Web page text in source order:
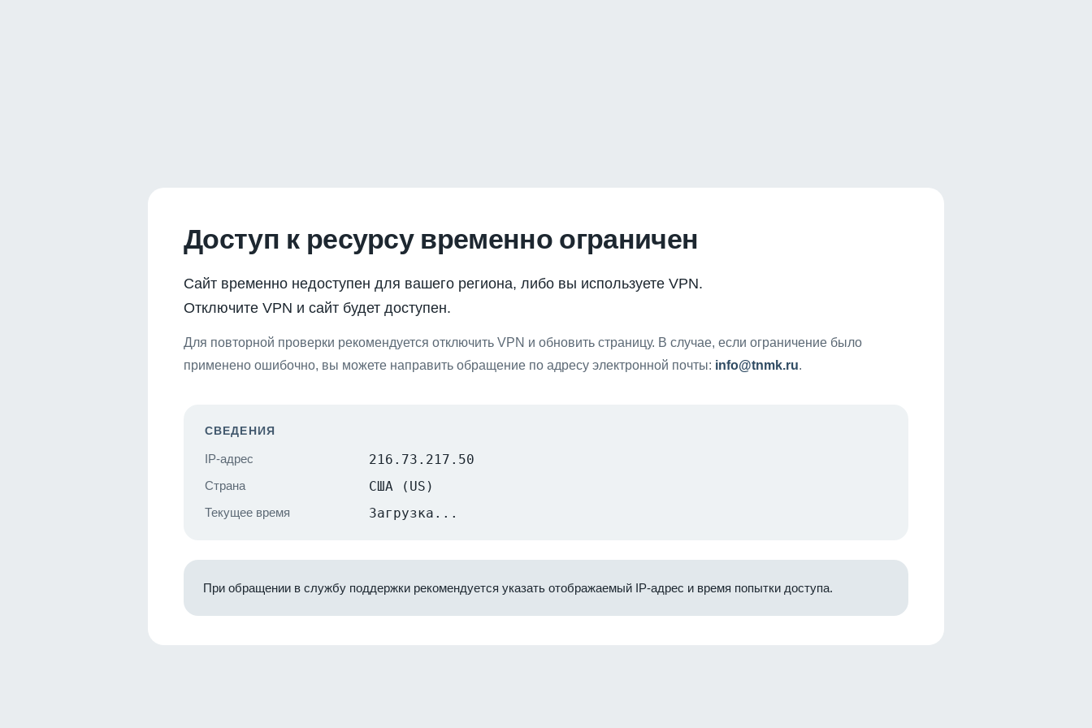
Доступ к ресурсу временно ограничен
Сайт временно недоступен для вашего региона, либо вы используете VPN.
Отключите VPN и сайт будет доступен.
Для повторной проверки рекомендуется отключить VPN и обновить страницу. В случае, если ограничение было
применено ошибочно, вы можете направить обращение по адресу электронной почты: info@tnmk.ru.
СВЕДЕНИЯ
IP-адрес 216.73.217.50
Страна США (US)
Текущее время Загрузка...
При обращении в службу поддержки рекомендуется указать отображаемый IP-адрес и время попытки доступа.